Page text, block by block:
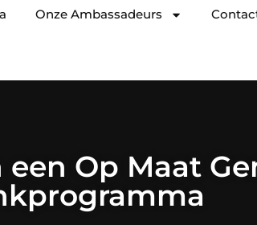
Onze Ambassadeurs
een Op Maat